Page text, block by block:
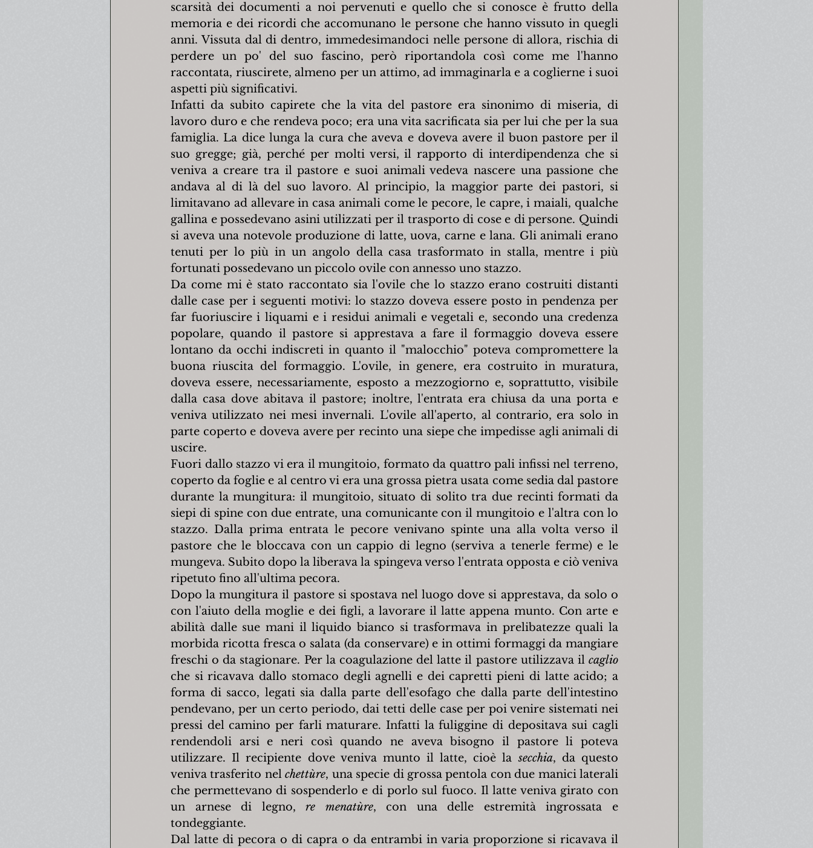
scarsità dei documenti a noi pervenuti e quello che si conosce è frutto della
memoria e dei ricordi che accomunano le persone che hanno vissuto in quegli
anni. Vissuta dal di dentro, immedesimandoci nelle persone di allora, rischia di
perdere un po' del suo fascino, però riportandola così come me l'hanno
raccontata, riuscirete, almeno per un attimo, ad immaginarla e a coglierne i suoi
aspetti più significativi.
Infatti da subito capirete che la vita del pastore era sinonimo di miseria, di
lavoro duro e che rendeva poco; era una vita sacrificata sia per lui che per la sua
famiglia. La dice lunga la cura che aveva e doveva avere il buon pastore per il
suo gregge; già, perché per molti versi, il rapporto di interdipendenza che si
veniva a creare tra il pastore e suoi animali vedeva nascere una passione che
andava al di là del suo lavoro. Al principio, la maggior parte dei pastori, si
limitavano ad allevare in casa animali come le pecore, le capre, i maiali, qualche
gallina e possedevano asini utilizzati per il trasporto di cose e di persone. Quindi
si aveva una notevole produzione di latte, uova, carne e lana. Gli animali erano
tenuti per lo più in un angolo della casa trasformato in stalla, mentre i più
fortunati possedevano un piccolo ovile con annesso uno stazzo.
Da come mi è stato raccontato sia l'ovile che lo stazzo erano costruiti distanti
dalle case per i seguenti motivi: lo stazzo doveva essere posto in pendenza per
far fuoriuscire i liquami e i residui animali e vegetali e, secondo una credenza
popolare, quando il pastore si apprestava a fare il formaggio doveva essere
lontano da occhi indiscreti in quanto il "malocchio" poteva compromettere la
buona riuscita del formaggio. L'ovile, in genere, era costruito in muratura,
doveva essere, necessariamente, esposto a mezzogiorno e, soprattutto, visibile
dalla casa dove abitava il pastore; inoltre, l'entrata era chiusa da una porta e
veniva utilizzato nei mesi invernali. L'ovile all'aperto, al contrario, era solo in
parte coperto e doveva avere per recinto una siepe che impedisse agli animali di
uscire.
Fuori dallo stazzo vi era il mungitoio, formato da quattro pali infissi nel terreno,
coperto da foglie e al centro vi era una grossa pietra usata come sedia dal pastore
durante la mungitura: il mungitoio, situato di solito tra due recinti formati da
siepi di spine con due entrate, una comunicante con il mungitoio e l'altra con lo
stazzo. Dalla prima entrata le pecore venivano spinte una alla volta verso il
pastore che le bloccava con un cappio di legno (serviva a tenerle ferme) e le
mungeva. Subito dopo la liberava la spingeva verso l'entrata opposta e ciò veniva
ripetuto fino all'ultima pecora.
Dopo la mungitura il pastore si spostava nel luogo dove si apprestava, da solo o
con l'aiuto della moglie e dei figli, a lavorare il latte appena munto. Con arte e
abilità dalle sue mani il liquido bianco si trasformava in prelibatezze quali la
morbida ricotta fresca o salata (da conservare) e in ottimi formaggi da mangiare
freschi o da stagionare. Per la coagulazione del latte il pastore utilizzava il
che si ricavava dallo stomaco degli agnelli e dei capretti pieni di latte acido; a
forma di sacco, legati sia dalla parte dell'esofago che dalla parte dell'intestino
pendevano, per un certo periodo, dai tetti delle case per poi venire sistemati nei
pressi del camino per farli maturare. Infatti la fuliggine di depositava sui cagli
rendendoli arsi e neri così quando ne aveva bisogno il pastore li poteva
utilizzare. Il recipiente dove veniva munto il latte, cioè la secchia, da questo
veniva trasferito nel chettùre, una specie di grossa pentola con due manici laterali
che permettevano di sospenderlo e di porlo sul fuoco. Il latte veniva girato con
un arnese di legno, re menatùre, con una delle estremità ingrossata e
tondeggiante.
Dal latte di pecora o di capra o da entrambi in varia proporzione si ricavava il